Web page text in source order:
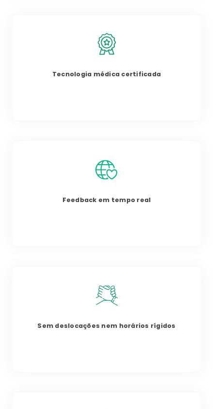
Tecnologia médica certificada
Feedback em tempo real
Sem deslocações nem horários rígidos